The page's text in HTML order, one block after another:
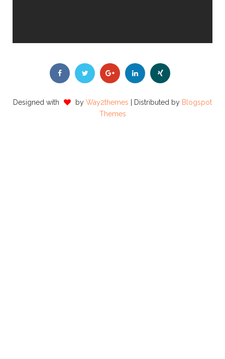
Designed with by Way2themes | Distributed by Blogspot
Themes